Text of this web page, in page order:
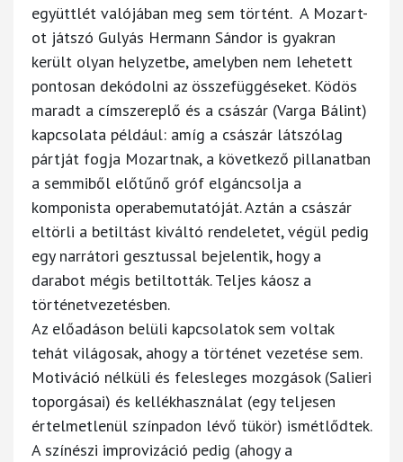
együttlét valójában meg sem történt. A Mozart-
ot játszó Gulyás Hermann Sándor is gyakran
került olyan helyzetbe, amelyben nem lehetett
pontosan dekódolni az összefüggéseket. Ködös
maradt a címszereplő és a császár (Varga Bálint)
kapcsolata például: amíg a császár látszólag
pártját fogja Mozartnak, a következő pillanatban
a semmiből előtűnő gróf elgáncsolja a
komponista operabemutatóját. Aztán a császár
eltörli a betiltást kiváltó rendeletet, végül pedig
egy narrátori gesztussal bejelentik, hogy a
darabot mégis betiltották. Teljes káosz a
történetvezetésben.
Az előadáson belüli kapcsolatok sem voltak
tehát világosak, ahogy a történet vezetése sem.
Motiváció nélküli és felesleges mozgások (Salieri
toporgásai) és kellékhasználat (egy teljesen
értelmetlenül színpadon lévő tükör) ismétlődtek.
A színészi improvizáció pedig (ahogy a